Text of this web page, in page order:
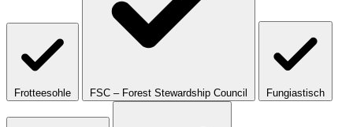
Frotteesohle FSC – Forest Stewardship Council Fungiastisch